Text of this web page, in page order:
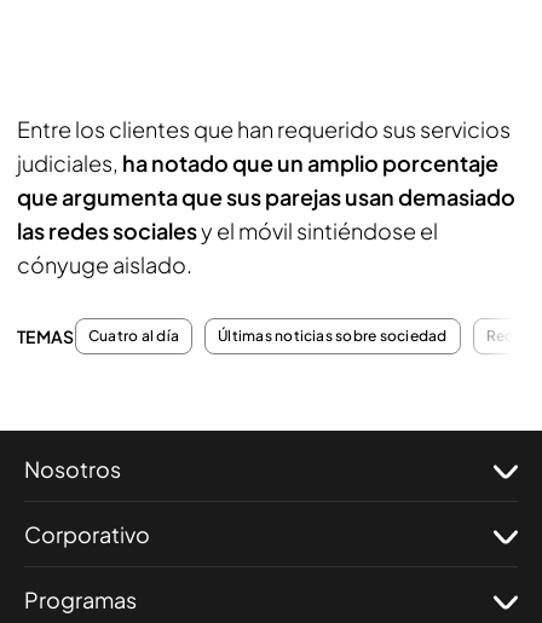
Entre los clientes que han requerido sus servicios
judiciales, ha notado que un amplio porcentaje
que argumenta que sus parejas usan demasiado
las redes socialesy el móvil sintiéndose el
cónyuge aislado.
TEMAS Cuatro al día Últimas noticias sobre sociedad Redes
Nosotros
Corporativo
Programas